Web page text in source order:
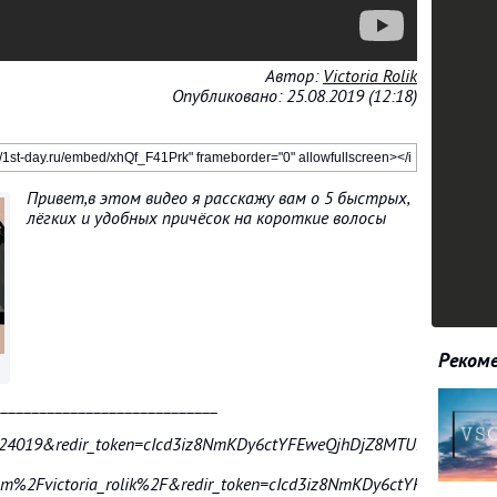
Автор: Victoria Rolik
Опубликовано: 25.08.2019 (12:18)
Привет,в этом видео я расскажу вам о 5 быстрых,
лёгких и удобных причёсок на короткие волосы